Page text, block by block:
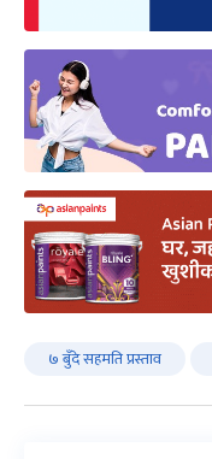
७ बुँदे सहमति प्रस्ताव